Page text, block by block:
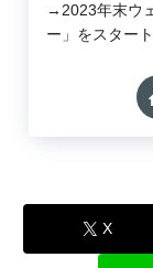
→2023年末ウ
ー」をスタート
X